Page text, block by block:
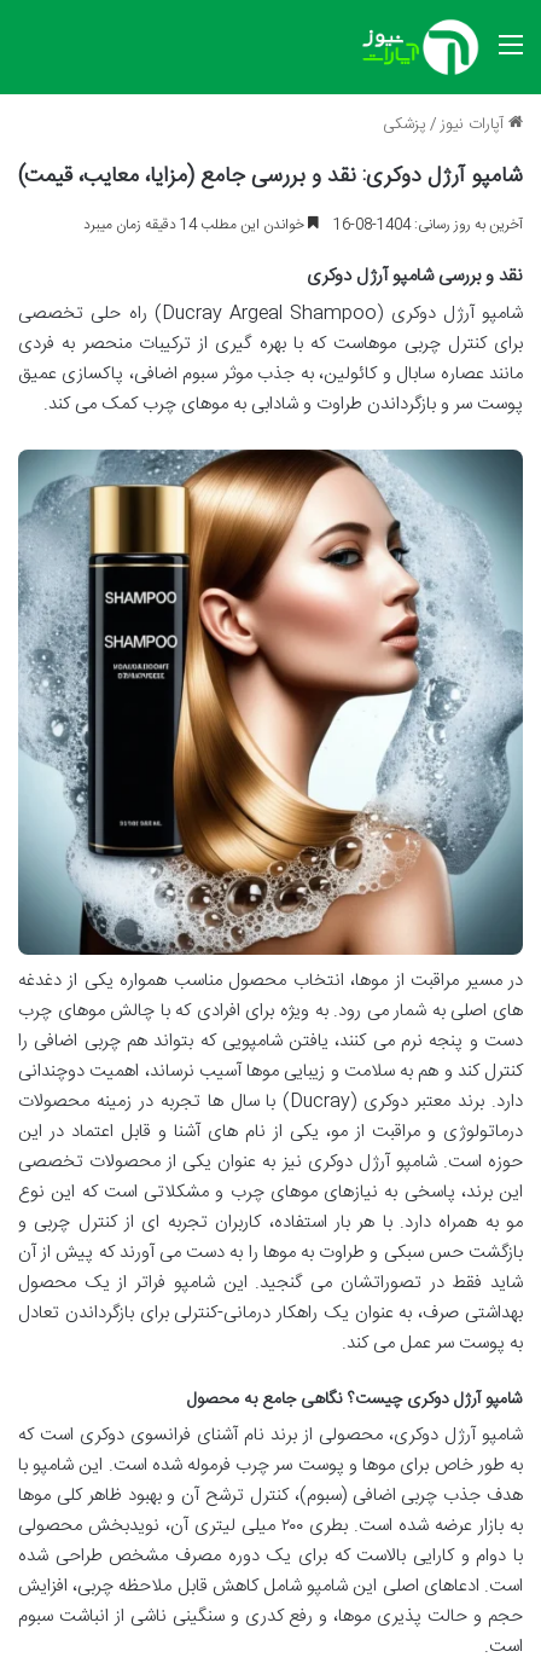
منو
آپارات نیوز/پزشکی
شامپو آرژل دوکری: نقد و بررسی جامع (مزایا، معایب، قیمت)
آخرین به روز رسانی: 1404-08-16 خواندن این مطلب 14 دقیقه زمان میبرد
نقد و بررسی شامپو آرژل دوکری
شامپو آرژل دوکری (Ducray Argeal Shampoo) راه حلی تخصصی
برای کنترل چربی موهاست که با بهره گیری از ترکیبات منحصر به فردی
مانند عصاره سابال و کائولین، به جذب موثر سبوم اضافی، پاکسازی عمیق
پوست سر و بازگرداندن طراوت و شادابی به موهای چرب کمک می کند.
در مسیر مراقبت از موها، انتخاب محصول مناسب همواره یکی از دغدغه
های اصلی به شمار می رود. به ویژه برای افرادی که با چالش موهای چرب
دست و پنجه نرم می کنند، یافتن شامپویی که بتواند هم چربی اضافی را
کنترل کند و هم به سلامت و زیبایی موها آسیب نرساند، اهمیت دوچندانی
دارد. برند معتبر دوکری (Ducray) با سال ها تجربه در زمینه محصولات
درماتولوژی و مراقبت از مو، یکی از نام های آشنا و قابل اعتماد در این
حوزه است. شامپو آرژل دوکری نیز به عنوان یکی از محصولات تخصصی
این برند، پاسخی به نیازهای موهای چرب و مشکلاتی است که این نوع
مو به همراه دارد. با هر بار استفاده، کاربران تجربه ای از کنترل چربی و
بازگشت حس سبکی و طراوت به موها را به دست می آورند که پیش از آن
شاید فقط در تصوراتشان می گنجید. این شامپو فراتر از یک محصول
بهداشتی صرف، به عنوان یک راهکار درمانی-کنترلی برای بازگرداندن تعادل
به پوست سر عمل می کند.
شامپو آرژل دوکری چیست؟ نگاهی جامع به محصول
شامپو آرژل دوکری، محصولی از برند نام آشنای فرانسوی دوکری است که
به طور خاص برای موها و پوست سر چرب فرموله شده است. این شامپو با
هدف جذب چربی اضافی (سبوم)، کنترل ترشح آن و بهبود ظاهر کلی موها
به بازار عرضه شده است. بطری ۲۰۰ میلی لیتری آن، نویدبخش محصولی
با دوام و کارایی بالاست که برای یک دوره مصرف مشخص طراحی شده
است. ادعاهای اصلی این شامپو شامل کاهش قابل ملاحظه چربی، افزایش
حجم و حالت پذیری موها، و رفع کدری و سنگینی ناشی از انباشت سبوم
است.